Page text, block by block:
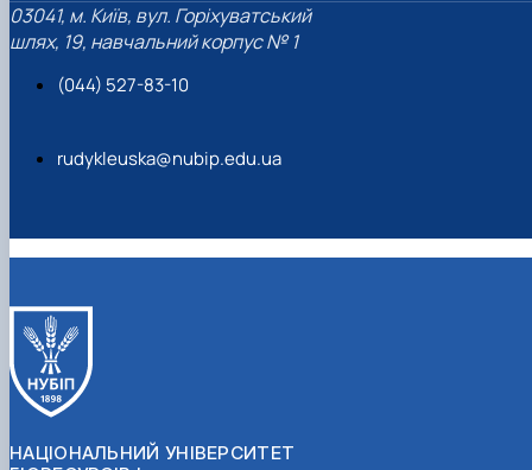
03041, м. Київ, вул. Горіхуватський
шлях, 19, навчальний корпус № 1
(044) 527-83-10
rudykleuska@nubip.edu.ua
НАЦІОНАЛЬНИЙ УНІВЕРСИТЕТ